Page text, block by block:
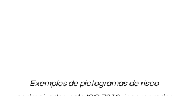
Exemplos de pictogramas de risco